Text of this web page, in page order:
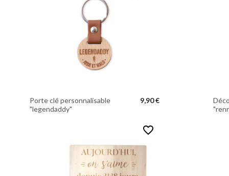
Porte clé personnalisable
"legendaddy"
9,90 €
favorite_border